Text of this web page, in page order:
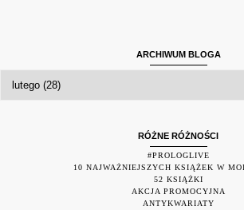
ARCHIWUM BLOGA
RÓŻNE RÓŻNOŚCI
#PROLOGLIVE
10 NAJWAŻNIEJSZYCH KSIĄŻEK W
52 KSIĄŻKI
AKCJA PROMOCYJNA
ANTYKWARIATY